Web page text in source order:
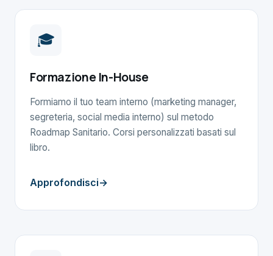
🎓
Formazione In-House
Formiamo il tuo team interno (marketing manager,
segreteria, social media interno) sul metodo
Roadmap Sanitario. Corsi personalizzati basati sul
libro.
Approfondisci